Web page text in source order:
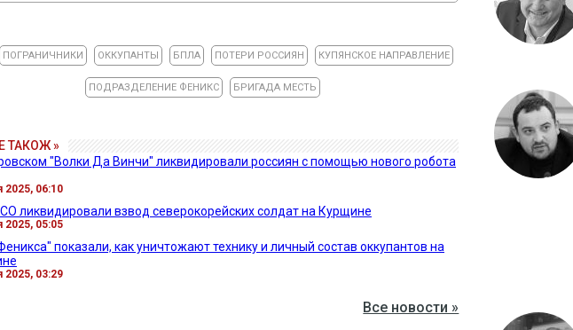
ПОГРАНИЧНИКИ ОККУПАНТЫ БПЛА ПОТЕРИ РОССИЯН КУПЯНСКОЕ НАПРАВЛЕНИЕ
ПОДРАЗДЕЛЕНИЕ ФЕНИКС БРИГАДА МЕСТЬ
ТАКОЖ »
"Волки Да Винчи" ликвидировали россиян с помощью нового робота
2025, 06:10
ликвидировали взвод северокорейских солдат на Курщине
2025, 05:05
показали, как уничтожают технику и личный состав оккупантов на
2025, 03:29
Все новости »